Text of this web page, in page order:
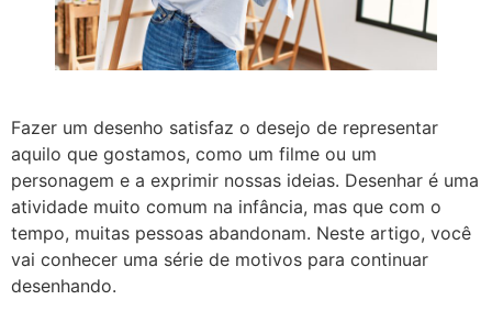
Fazer um desenho satisfaz o desejo de representar
aquilo que gostamos, como um filme ou um
personagem e a exprimir nossas ideias. Desenhar é uma
atividade muito comum na infância, mas que com o
tempo, muitas pessoas abandonam. Neste artigo, você
vai conhecer uma série de motivos para continuar
desenhando.